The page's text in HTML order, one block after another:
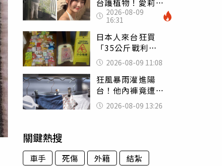
台護植物！愛莉莎
莎挨轟 笑回：他
不會被吹出去
2026-08-09
16:31
日本人來台狂買
「35公斤戰利
品」 連拜拜用紅
盤、「小心地滑」
告示牌也帶回家
2026-08-09 11:08
狂風暴雨灌進陽
台！他內褲竟遭颱
風吹走 陳世軒神
回1句笑翻上萬網友
2026-08-09 13:26
關鍵熱搜
車手 死傷 外籍
結紮